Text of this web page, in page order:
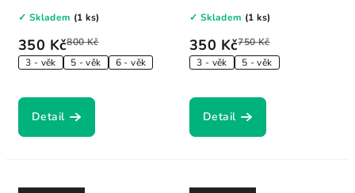
350 Kč800 Kč
3 - věk 5 - věk 6 - věk
✓ Skladem (1 ks)
Detail
350 Kč750 Kč
3 - věk 5 - věk
✓ Skladem (1 ks)
Detail